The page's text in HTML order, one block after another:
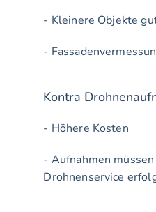
- Kleinere Objekte
-
Kontra
- Höhere Kosten
- Aufnahmen
Drohnenservice